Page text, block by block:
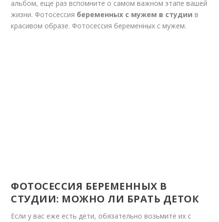
альбом, еще раз вспомните о самом важном этапе вашей
жизни. Фотосессия беременных с мужем в студии в
красивом образе. Фотосессия беременных с мужем.
ФОТОСЕССИЯ БЕРЕМЕННЫХ В
СТУДИИ: МОЖНО ЛИ БРАТЬ ДЕТОК
Если у вас еже есть дети, обязательно возьмите их с